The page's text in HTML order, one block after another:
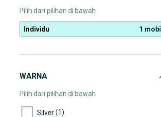
Pilih dari pilihan di bawah
Individu 1 mobil
WARNA
Pilih dari pilihan di bawah
Silver(1)